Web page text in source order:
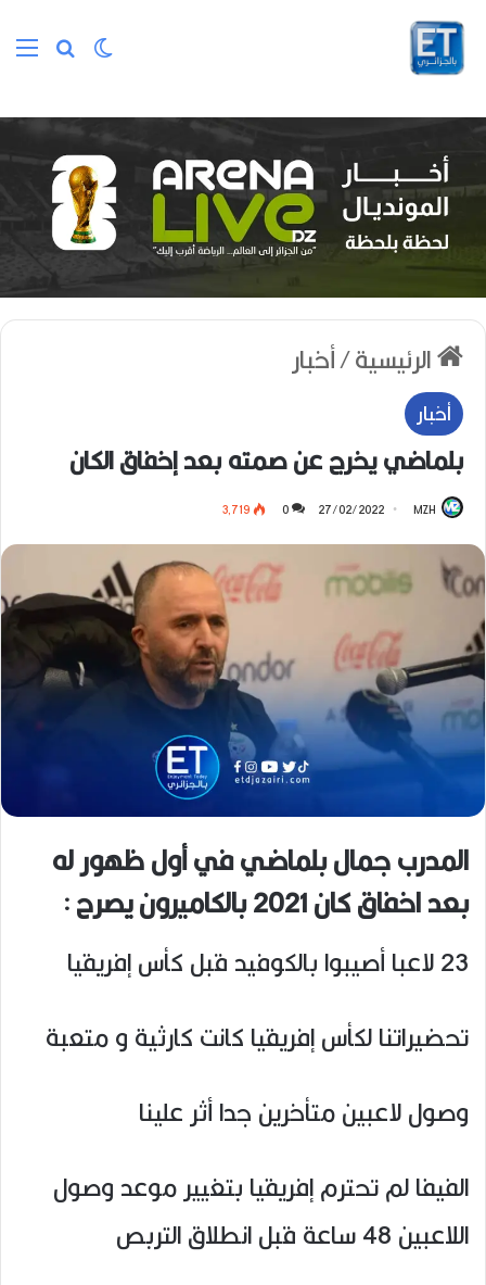
بحث عن
الوضع المظلم
الرئيسية/أخبار
أخبار
بلماضي يخرج عن صمته بعد إخفاق الكان
MZH
27/02/2022
0 3٬719
المدرب جمال بلماضي في أول ظهور له
بعد اخفاق كان 2021 بالكاميرون يصرح :
23 لاعبا أصيبوا بالكوفيد قبل كأس إفريقيا
تحضيراتنا لكأس إفريقيا كانت كارثية و متعبة
وصول لاعبين متأخرين جدا أثر علينا
الفيفا لم تحترم إفريقيا بتغيير موعد وصول
اللاعبين 48 ساعة قبل انطلاق التربص